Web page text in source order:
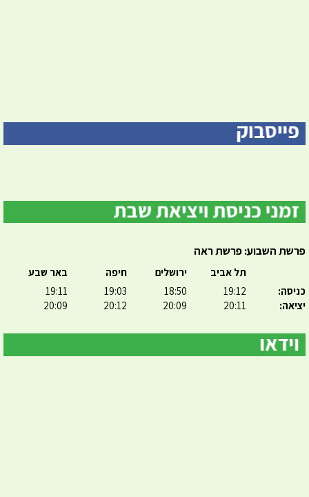
פרשת השבוע: פרשת ראה
כניסה:
יציאה:
תל אביב
19:12
20:11
ירושלים
18:50
20:09
חיפה
19:03
20:12
באר שבע
19:11
20:09